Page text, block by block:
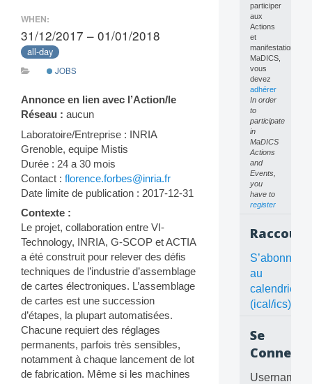
WHEN:
31/12/2017 – 01/01/2018
all-day
JOBS
Annonce en lien avec l’Action/le
Réseau : aucun
Laboratoire/Entreprise : INRIA
Grenoble, equipe Mistis
Durée : 24 a 30 mois
Contact : florence.forbes@inria.fr
Date limite de publication : 2017-12-31
Contexte :
Le projet, collaboration entre VI-
Technology, INRIA, G-SCOP et ACTIA
a été construit pour relever des défis
techniques de l’industrie d’assemblage
de cartes électroniques. L’assemblage
de cartes est une succession
d’étapes, la plupart automatisées.
Chacune requiert des réglages
permanents, parfois très sensibles,
notamment à chaque lancement de lot
de fabrication. Même si les machines
participer
aux
Actions
et
manifestations
MaDICS,
vous
devez
adhérer
In order
to
participate
in
MaDICS
Actions
and
Events,
you
have to
register
S’abonner
au
calendrier
(ical/ics)
Se
Username